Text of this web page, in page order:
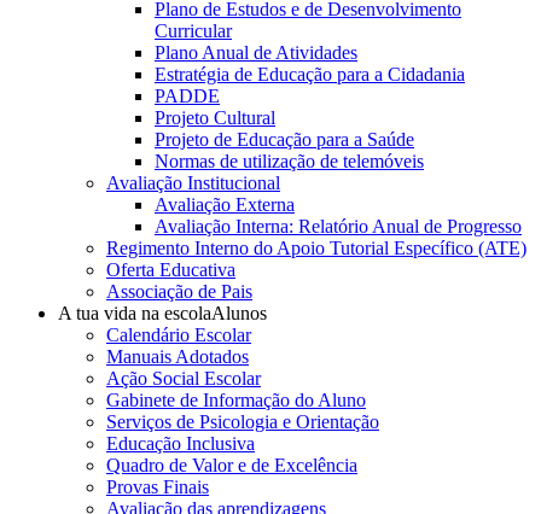
Plano de Estudos e de Desenvolvimento
Curricular
Plano Anual de Atividades
Estratégia de Educação para a Cidadania
PADDE
Projeto Cultural
Projeto de Educação para a Saúde
Normas de utilização de telemóveis
Avaliação Institucional
Avaliação Externa
Avaliação Interna: Relatório Anual de Progresso
Regimento Interno do Apoio Tutorial Específico (ATE)
Oferta Educativa
Associação de Pais
A tua vida na escolaAlunos
Calendário Escolar
Manuais Adotados
Ação Social Escolar
Gabinete de Informação do Aluno
Serviços de Psicologia e Orientação
Educação Inclusiva
Quadro de Valor e de Excelência
Provas Finais
Avaliação das aprendizagens